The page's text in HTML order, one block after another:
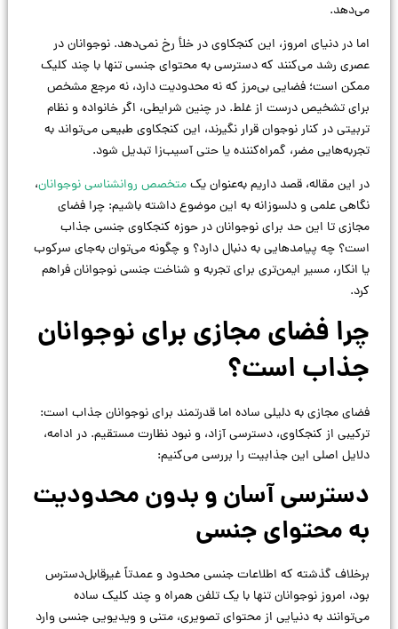
می‌دهد.
اما در دنیای امروز، این کنجکاوی در خلأ رخ نمی‌دهد. نوجوانان در
عصری رشد می‌کنند که دسترسی به محتوای جنسی تنها با چند کلیک
ممکن است؛ فضایی بی‌مرز که نه محدودیت دارد، نه مرجع مشخص
برای تشخیص درست از غلط. در چنین شرایطی، اگر خانواده و نظام
تربیتی در کنار نوجوان قرار نگیرند، این کنجکاوی طبیعی می‌تواند به
تجربه‌هایی مضر، گمراه‌کننده یا حتی آسیب‌زا تبدیل شود.
در این مقاله، قصد داریم به‌عنوان یکمتخصص روانشناسی نوجوانان،
نگاهی علمی و دلسوزانه به این موضوع داشته باشیم: چرا فضای
مجازی تا این حد برای نوجوانان در حوزه کنجکاوی جنسی جذاب
است؟ چه پیامدهایی به دنبال دارد؟ و چگونه می‌توان به‌جای سرکوب
یا انکار، مسیر ایمن‌تری برای تجربه و شناخت جنسی نوجوانان فراهم
کرد.
چرا فضای مجازی برای نوجوانان
جذاب است؟
فضای مجازی به دلیلی ساده اما قدرتمند برای نوجوانان جذاب است:
ترکیبی از کنجکاوی، دسترسی آزاد، و نبود نظارت مستقیم. در ادامه،
دلایل اصلی این جذابیت را بررسی می‌کنیم:
دسترسی آسان و بدون محدودیت
به محتوای جنسی
برخلاف گذشته که اطلاعات جنسی محدود و عمدتاً غیرقابل‌دسترس
بود، امروز نوجوانان تنها با یک تلفن همراه و چند کلیک ساده
می‌توانند به دنیایی از محتوای تصویری، متنی و ویدیویی جنسی وارد